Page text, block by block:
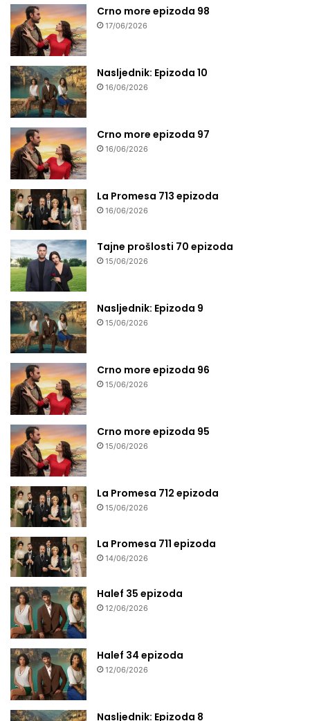
Crno more epizoda 98
17/06/2026
Nasljednik: Epizoda 10
16/06/2026
Crno more epizoda 97
16/06/2026
La Promesa 713 epizoda
16/06/2026
Tajne prošlosti 70 epizoda
15/06/2026
Nasljednik: Epizoda 9
15/06/2026
Crno more epizoda 96
15/06/2026
Crno more epizoda 95
15/06/2026
La Promesa 712 epizoda
15/06/2026
La Promesa 711 epizoda
14/06/2026
Halef 35 epizoda
12/06/2026
Halef 34 epizoda
12/06/2026
Nasljednik: Epizoda 8